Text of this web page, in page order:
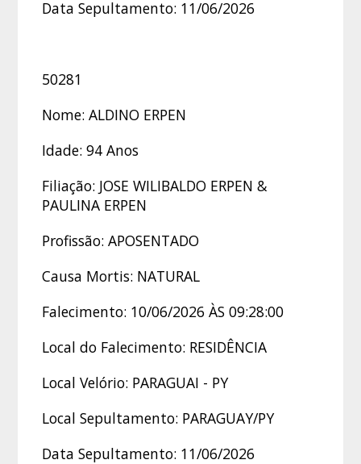
Data Sepultamento: 11/06/2026
50281
Nome: ALDINO ERPEN
Idade: 94 Anos
Filiação: JOSE WILIBALDO ERPEN &
PAULINA ERPEN
Profissão: APOSENTADO
Causa Mortis: NATURAL
Falecimento: 10/06/2026 ÀS 09:28:00
Local do Falecimento: RESIDÊNCIA
Local Velório: PARAGUAI - PY
Local Sepultamento: PARAGUAY/PY
Data Sepultamento: 11/06/2026